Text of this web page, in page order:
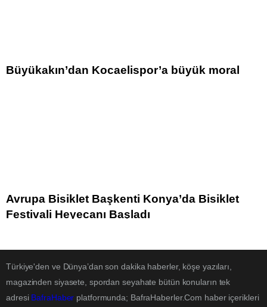
Büyükakın’dan Kocaelispor’a büyük moral
Avrupa Bisiklet Başkenti Konya’da Bisiklet
Festivali Heyecanı Başladı
Türkiye'den ve Dünya’dan son dakika haberler, köşe yazıları,
magazinden siyasete, spordan seyahate bütün konuların tek
adresi BafraHaber platformunda; BafraHaberler.Com haber içerikleri